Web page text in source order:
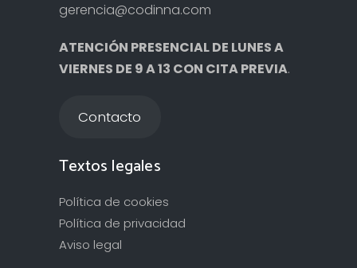
gerencia@codinna.com
ATENCIÓN PRESENCIAL DE LUNES A
VIERNES DE 9 A 13 CON CITA PREVIA.
Contacto
Textos legales
Política de cookies
Política de privacidad
Aviso legal